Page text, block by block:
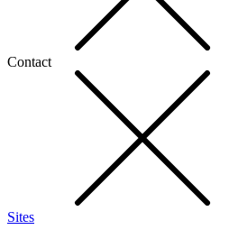
Contact
Sites